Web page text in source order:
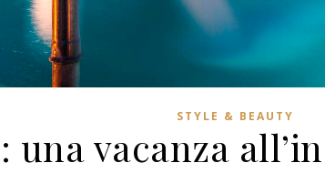
STYLE & BEAUTY
una vacanza